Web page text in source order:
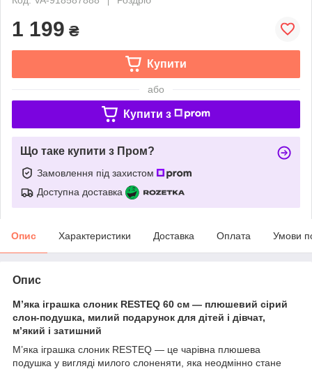
1 199 ₴
Купити
або
Купити з
Що таке купити з Пром?
Замовлення під захистом
Доступна доставка
Опис Характеристики Доставка Оплата Умови
Опис
М’яка іграшка слоник RESTEQ 60 см — плюшевий сірий
слон-подушка, милий подарунок для дітей і дівчат,
м’який і затишний
М’яка іграшка слоник RESTEQ — це чарівна плюшева
подушка у вигляді милого слоненяти, яка неодмінно стане